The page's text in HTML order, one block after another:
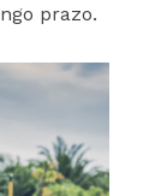
prazo.